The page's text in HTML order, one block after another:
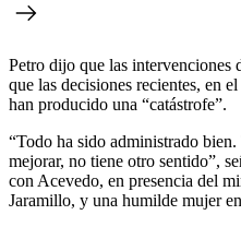
Petro dijo que las intervenciones
que las decisiones recientes, en
han producido una “catástrofe”.
“Todo ha sido administrado
mejorar, no tiene otro sentido”,
con Acevedo, en presencia del
Jaramillo, y una humilde mujer